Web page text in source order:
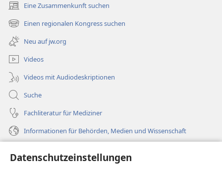
Datenschutzeinstellungen
Eine Zusammenkunft suchen
(öffnet
neues
Fenster)
Einen regionalen Kongress suchen
(öffnet
neues
Fenster)
Neu auf jw.org
Videos
Videos mit Audiodeskriptionen
Suche
Fachliteratur für Mediziner
Informationen für Behörden, Medien und Wissenschaft